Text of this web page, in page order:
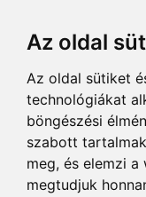
Az oldal
Az oldal sütiket
technológiákat
böngészési
szabott
meg, és elemzi
megtudjuk